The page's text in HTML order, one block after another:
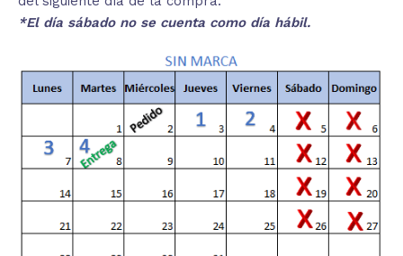
*El día sábado no se cuenta como día hábil.